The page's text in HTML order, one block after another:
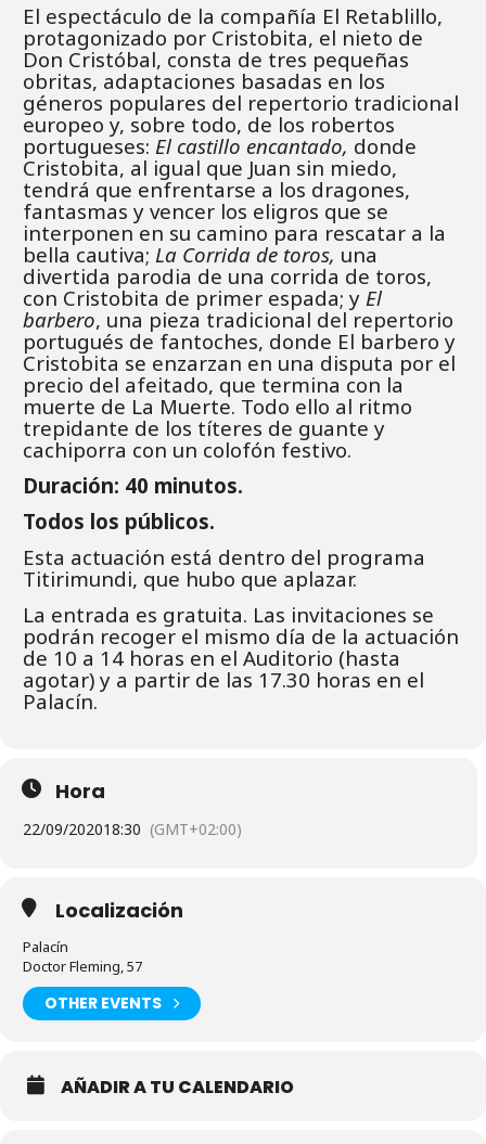
El espectáculo de la compañía El Retablillo,
protagonizado por Cristobita, el nieto de
Don Cristóbal, consta de tres pequeñas
obritas, adaptaciones basadas en los
géneros populares del repertorio tradicional
europeo y, sobre todo, de los robertos
portugueses: El castillo encantado, donde
Cristobita, al igual que Juan sin miedo,
tendrá que enfrentarse a los dragones,
fantasmas y vencer los eligros que se
interponen en su camino para rescatar a la
bella cautiva; La Corrida de toros, una
divertida parodia de una corrida de toros,
con Cristobita de primer espada; y El
barbero, una pieza tradicional del repertorio
portugués de fantoches, donde El barbero y
Cristobita se enzarzan en una disputa por el
precio del afeitado, que termina con la
muerte de La Muerte. Todo ello al ritmo
trepidante de los títeres de guante y
cachiporra con un colofón festivo.
Duración: 40 minutos.
Todos los públicos.
Esta actuación está dentro del programa
Titirimundi, que hubo que aplazar.
La entrada es gratuita. Las invitaciones se
podrán recoger el mismo día de la actuación
de 10 a 14 horas en el Auditorio (hasta
agotar) y a partir de las 17.30 horas en el
Palacín.
Hora
22/09/202018:30 (GMT+02:00)
Localización
Palacín
Doctor Fleming, 57
OTHER EVENTS
AÑADIR A TU CALENDARIO